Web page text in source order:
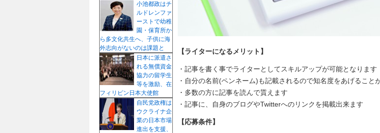
【ライターになるメリット】
・記事を書く事でライターとしてスキルアップが可能となります
・自分の名前(ペンネーム)も記載されるので知名度をあげること
・多数の方に記事を読んで貰えます
・記事に、自身のブログやTwitterへのリンクを掲載出来ます
【応募条件】
小池都政はチ
ルドレンファ
ーストで幼稚
園・保育所か
ら多文化共生へ、子供に海
外志向がないのは課題と
日本に派遣さ
れる無償資金
協力の留学生
等を激励、在
フィリピン日本大使館
自民党政権は
ウクライナ企
業の日本市場
進出を支援、